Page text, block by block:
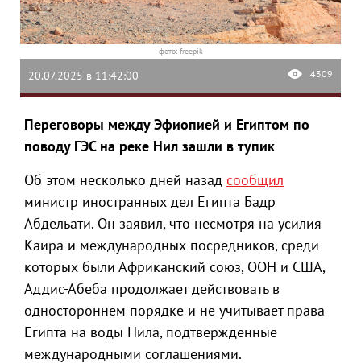
фото: freepik
20.07.2025 в 11:42:00 4309
Переговоры между Эфиопией и Египтом по
поводу ГЭС на реке Нил зашли в тупик
Об этом несколько дней назад сообщил
министр иностранных дел Египта Бадр
Абдельати. Он заявил, что несмотря на усилия
Каира и международных посредников, среди
которых были Африканский союз, ООН и США,
Аддис-Абеба продолжает действовать в
одностороннем порядке и не учитывает права
Египта на воды Нила, подтверждённые
международными соглашениями.